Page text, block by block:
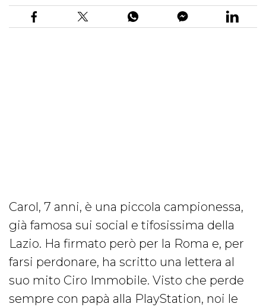
Carol, 7 anni, è una piccola campionessa,
già famosa sui social e tifosissima della
Lazio. Ha firmato però per la Roma e, per
farsi perdonare, ha scritto una lettera al
suo mito Ciro Immobile. Visto che perde
sempre con papà alla PlayStation, noi le